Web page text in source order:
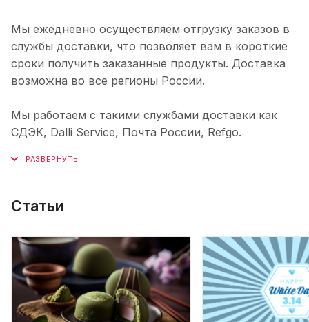
Мы ежедневно осуществляем отгрузку заказов в
службы доставки, что позволяет вам в короткие
сроки получить заказанные продукты. Доставка
возможна во все регионы России.
Мы работаем с такими службами доставки как
СДЭК, Dalli Service, Почта России, Refgo.
Статьи